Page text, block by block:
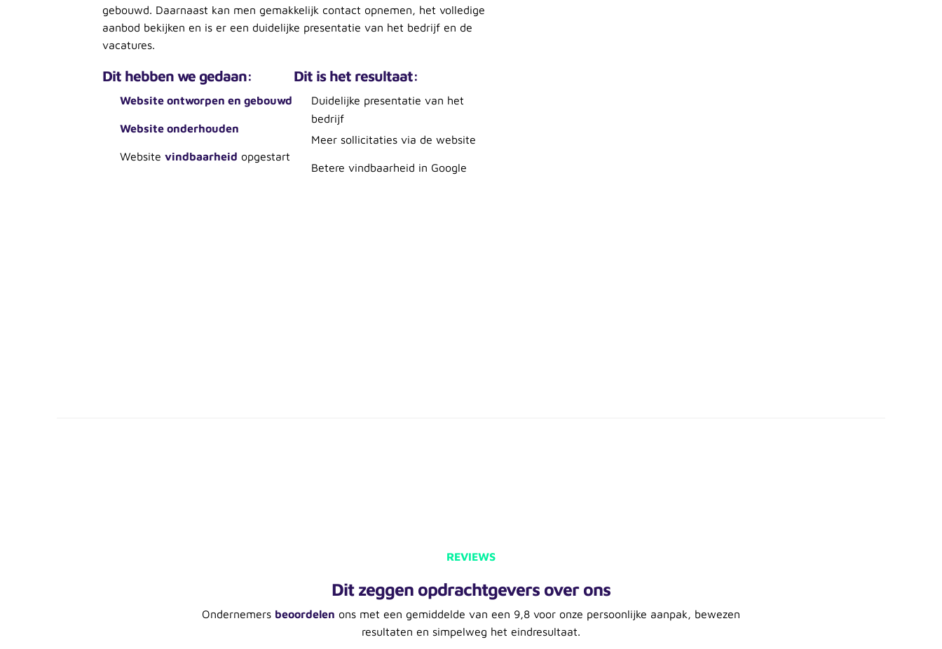
gebouwd. Daarnaast kan men gemakkelijk contact opnemen, het volledige
aanbod bekijken en is er een duidelijke presentatie van het bedrijf en de
vacatures.
Dit hebben we gedaan:
Website ontworpen en gebouwd
Website onderhouden
Websitevindbaarheid opgestart
Dit is het resultaat:
Duidelijke presentatie van het
bedrijf
Meer sollicitaties via de website
Betere vindbaarheid in Google
REVIEWS
Dit zeggen opdrachtgevers over ons
Ondernemers beoordelen ons met een gemiddelde van een 9,8 voor onze persoonlijke aanpak, bewezen
resultaten en simpelweg het eindresultaat.